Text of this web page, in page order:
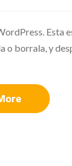
Esta
o borrala, y